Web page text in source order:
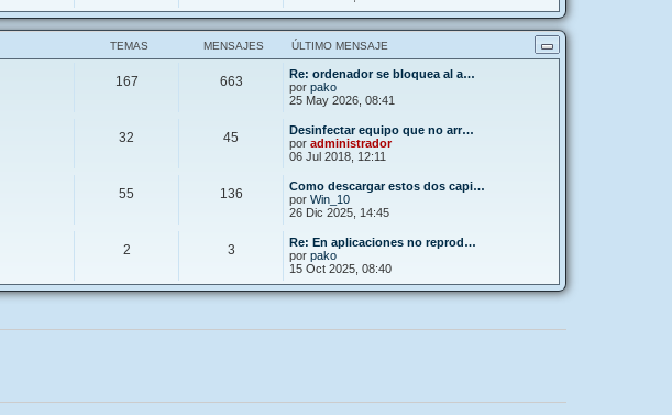
TEMAS MENSAJES ÚLTIMO MENSAJE
167 663
Re: ordenador se bloquea al a…
por pako
25 May 2026, 08:41
32 45
Desinfectar equipo que no arr…
por administrador
06 Jul 2018, 12:11
55 136
Como descargar estos dos capi…
por Win_10
26 Dic 2025, 14:45
2 3
Re: En aplicaciones no reprod…
por pako
15 Oct 2025, 08:40